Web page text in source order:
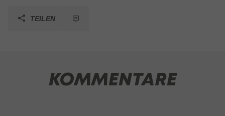
TEILEN
KOMMENTARE